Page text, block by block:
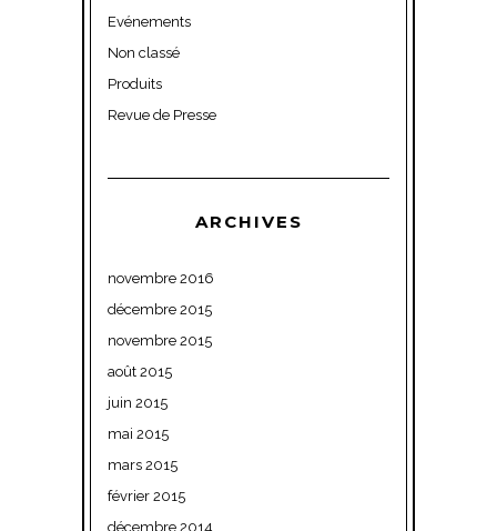
Evénements
Non classé
Produits
Revue de Presse
ARCHIVES
novembre 2016
décembre 2015
novembre 2015
août 2015
juin 2015
mai 2015
mars 2015
février 2015
décembre 2014